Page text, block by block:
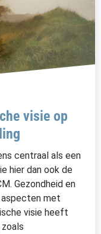
visie op
centraal als een
hier dan ook de
Gezondheid en
aspecten met
visie heeft